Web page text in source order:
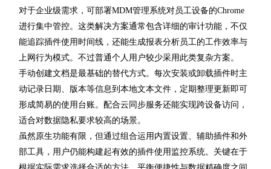
对于企业级需求，可部署MDM管理系统对员工设备的Chrome
进行集中管控。这类解决方案通常包含详细的审计功能，不仅
能追踪插件使用时间线，还能生成报表分析员工的工作效率与
上网行为模式。不过普通个人用户较少采用此类复杂方案。
手动创建文档是最基础的替代方式。每次安装或卸载插件时主
动记录日期、版本等信息到本地文本文件，定期整理更新即可
形成简易的使用台账。配合云同步服务还能实现跨设备访问，
适合对数据隐私要求较高的场景。
虽然原生功能有限，但通过组合运用内置设置、辅助插件和外
部工具，用户仍能构建起有效的插件使用监控系统。关键在于